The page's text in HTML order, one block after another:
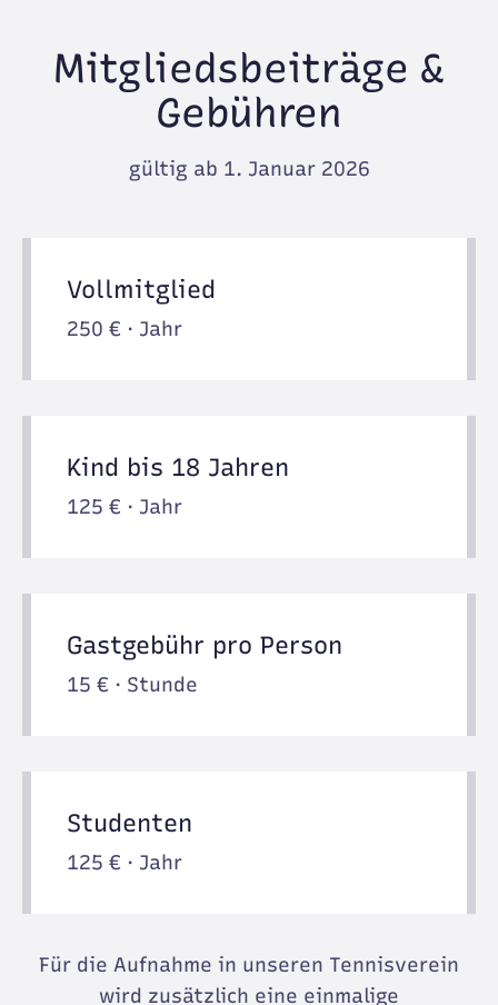
Mitgliedsbeiträge &
Gebühren
gültig ab 1. Januar 2026
Vollmitglied
250 € · Jahr
Kind bis 18 Jahren
125 € · Jahr
Gastgebühr pro Person
15 € · Stunde
Studenten
125 € · Jahr
Für die Aufnahme in unseren Tennisverein
wird zusätzlich eine einmalige